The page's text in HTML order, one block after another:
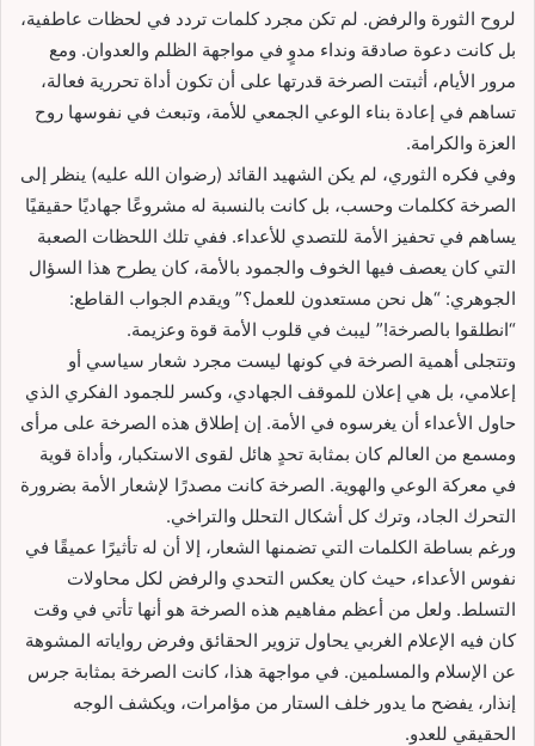
لروح الثورة والرفض. لم تكن مجرد كلمات تردد في لحظات عاطفية،
بل كانت دعوة صادقة ونداء مدوٍ في مواجهة الظلم والعدوان. ومع
مرور الأيام، أثبتت الصرخة قدرتها على أن تكون أداة تحررية فعالة،
تساهم في إعادة بناء الوعي الجمعي للأمة، وتبعث في نفوسها روح
العزة والكرامة.
وفي فكره الثوري، لم يكن الشهيد القائد (رضوان الله عليه) ينظر إلى
الصرخة ككلمات وحسب، بل كانت بالنسبة له مشروعًا جهاديًا حقيقيًا
يساهم في تحفيز الأمة للتصدي للأعداء. ففي تلك اللحظات الصعبة
التي كان يعصف فيها الخوف والجمود بالأمة، كان يطرح هذا السؤال
الجوهري: “هل نحن مستعدون للعمل؟” ويقدم الجواب القاطع:
“انطلقوا بالصرخة!” ليبث في قلوب الأمة قوة وعزيمة.
وتتجلى أهمية الصرخة في كونها ليست مجرد شعار سياسي أو
إعلامي، بل هي إعلان للموقف الجهادي، وكسر للجمود الفكري الذي
حاول الأعداء أن يغرسوه في الأمة. إن إطلاق هذه الصرخة على مرأى
ومسمع من العالم كان بمثابة تحدٍ هائل لقوى الاستكبار، وأداة قوية
في معركة الوعي والهوية. الصرخة كانت مصدرًا لإشعار الأمة بضرورة
التحرك الجاد، وترك كل أشكال التحلل والتراخي.
ورغم بساطة الكلمات التي تضمنها الشعار، إلا أن له تأثيرًا عميقًا في
نفوس الأعداء، حيث كان يعكس التحدي والرفض لكل محاولات
التسلط. ولعل من أعظم مفاهيم هذه الصرخة هو أنها تأتي في وقت
كان فيه الإعلام الغربي يحاول تزوير الحقائق وفرض رواياته المشوهة
عن الإسلام والمسلمين. في مواجهة هذا، كانت الصرخة بمثابة جرس
إنذار، يفضح ما يدور خلف الستار من مؤامرات، ويكشف الوجه
الحقيقي للعدو.